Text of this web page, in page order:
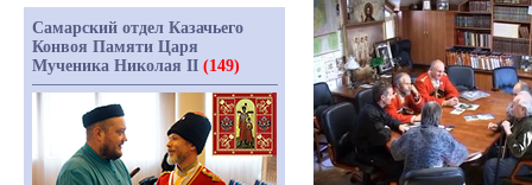
Самарский отдел Казачьего
Конвоя Памяти Царя
Мученика Николая II (149)